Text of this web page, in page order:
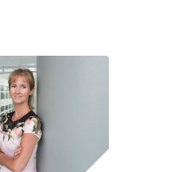
Rode Hoed
De
volgt later,
de Koninklijke
Haag.
Stevinpremie
uitgereikt. Deze